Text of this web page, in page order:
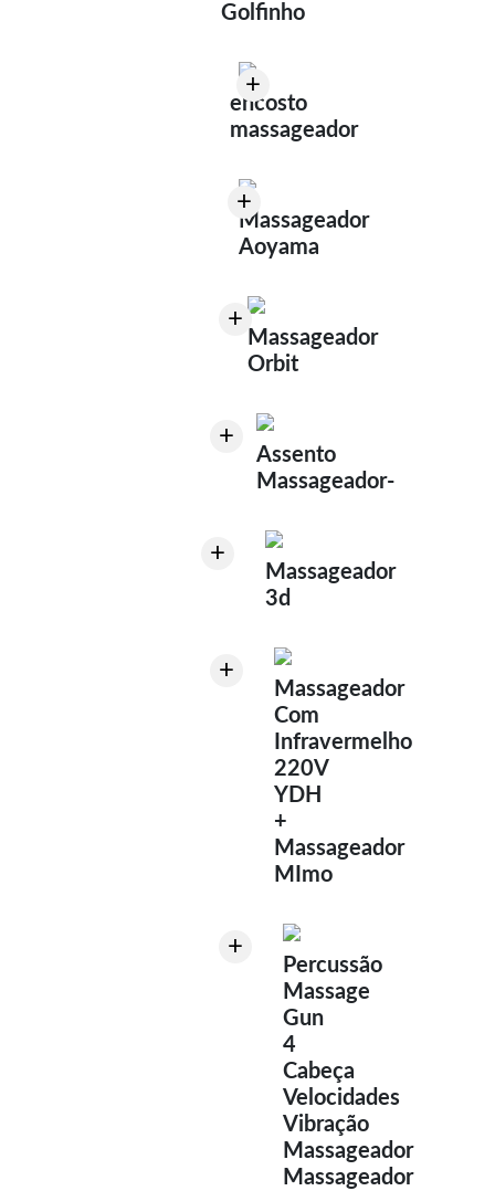
Golfinho
+
encosto
massageador
+
Massageador
Aoyama
+
Massageador
Orbit
+
Assento
Massageador-
+
Massageador
3d
+
Massageador
Com
Infravermelho
220V
YDH
+
Massageador
MImo
+
Percussão
Massage
Gun
4
Cabeça
Velocidades
Vibração
Massageador
Massageador